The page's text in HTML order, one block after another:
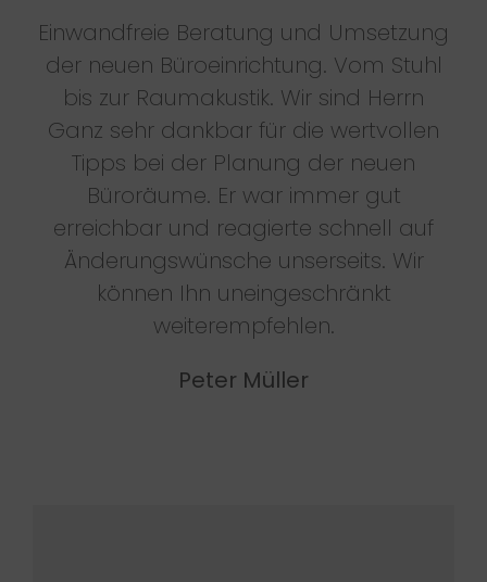
Einwandfreie Beratung und Umsetzung
der neuen Büroeinrichtung. Vom Stuhl
bis zur Raumakustik. Wir sind Herrn
Ganz sehr dankbar für die wertvollen
Tipps bei der Planung der neuen
Büroräume. Er war immer gut
erreichbar und reagierte schnell auf
Änderungswünsche unserseits. Wir
können Ihn uneingeschränkt
weiterempfehlen.
Peter Müller